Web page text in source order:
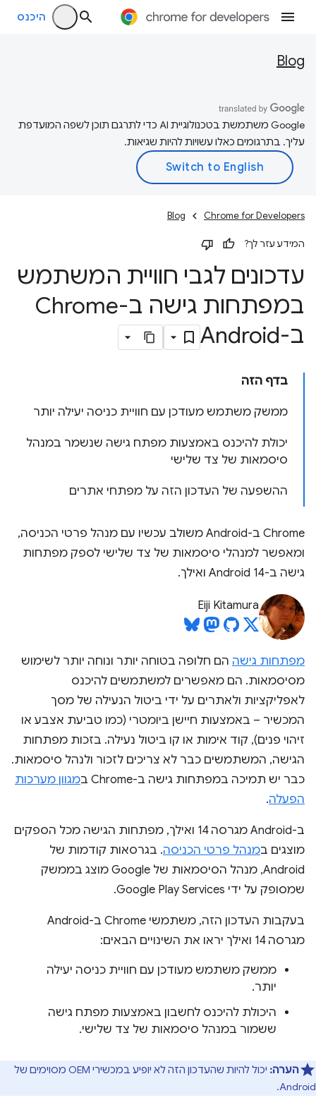
היכנס
Blog
‫Google משתמשת בטכנולוגיית AI כדי לתרגם תוכן לשפה המועדפת
עליך. בתרגומים כאלו עשויות להיות שגיאות.
Chrome for Developers
Blog
המידע עזר לך?
עדכונים לגבי חוויית המשתמש
במפתחות גישה ב-Chrome
ב-Android
בדף הזה
ממשק משתמש מעודכן עם חוויית כניסה יעילה יותר
יכולת להיכנס באמצעות מפתח גישה שנשמר במנהל
סיסמאות של צד שלישי
ההשפעה של העדכון הזה על מפתחי אתרים
Chrome ב-Android משולב עכשיו עם מנהל פרטי הכניסה,
ומאפשר למנהלי סיסמאות של צד שלישי לספק מפתחות
גישה ב-Android 14 ואילך.
Eiji Kitamura
מפתחות גישה הם חלופה בטוחה יותר ונוחה יותר לשימוש
מסיסמאות. הם מאפשרים למשתמשים להיכנס
לאפליקציות ולאתרים על ידי ביטול הנעילה של מסך
המכשיר – באמצעות חיישן ביומטרי (כמו טביעת אצבע או
זיהוי פנים), קוד אימות או קו ביטול נעילה. בזכות מפתחות
הגישה, המשתמשים כבר לא צריכים לזכור ולנהל סיסמאות.
כבר יש תמיכה במפתחות גישה ב-Chrome ב
מגוון מערכות
הפעלה.
ב-Android מגרסה 14 ואילך, מפתחות הגישה מכל הספקים
מוצגים במנהל פרטי הכניסה. בגרסאות קודמות של
Android, מנהל הסיסמאות של Google מוצג בממשק
שמסופק על ידי Google Play Services.
בעקבות העדכון הזה, משתמשי Chrome ב-Android
מגרסה 14 ואילך יראו את השינויים הבאים:
ממשק משתמש מעודכן עם חוויית כניסה יעילה
יותר.
היכולת להיכנס לחשבון באמצעות מפתח גישה
ששמור במנהל סיסמאות של צד שלישי.
הערה:
יכול להיות שהעדכון הזה לא יופיע במכשירי OEM מסוימים של
Android.